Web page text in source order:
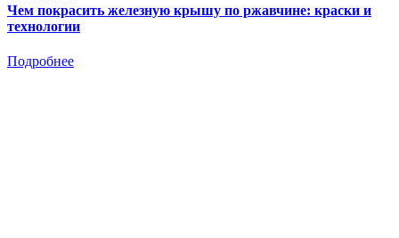
Чем покрасить железную крышу по ржавчине: краски и
технологии
Подробнее